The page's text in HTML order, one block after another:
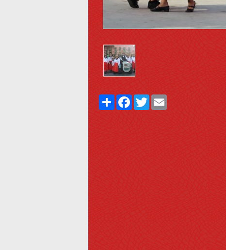
Share FacebookTwitter